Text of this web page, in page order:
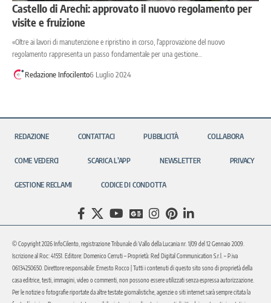
Castello di Arechi: approvato il nuovo regolamento per
visite e fruizione
«Oltre ai lavori di manutenzione e ripristino in corso, l'approvazione del nuovo
regolamento rappresenta un passo fondamentale per una gestione…
Redazione Infocilento6 Luglio 2024
REDAZIONE CONTATTACI PUBBLICITÀ COLLABORA
COME VEDERCI SCARICA L’APP NEWSLETTER PRIVACY
GESTIONE RECLAMI CODICE DI CONDOTTA
© Copyright 2026 InfoCilento, registrazione Tribunale di Vallo della Lucania nr. 1/09 del 12 Gennaio 2009.
Iscrizione al Roc: 41551. Editore: Domenico Cerruti – Proprietà: Red Digital Communication S.r.l. – P.iva
06134250650. Direttore responsabile: Ernesto Rocco | Tutti i contenuti di questo sito sono di proprietà della
casa editrice, testi, immagini, video o commenti, non possono essere utilizzati senza espressa autorizzazione.
Per le notizie o fotografie riportate da altre testate giornalistiche, agenzie o siti internet sarà sempre citata la